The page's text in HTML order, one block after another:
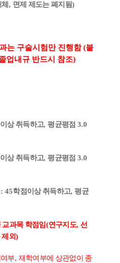
, 면제 제도는 폐지됨)
는 구술시험만 진행함 (붙
업내규 반드시 참조)
상 취득하고,평균평점3.0
상 취득하고,평균평점3.0
: 45학점이상 취득하고,평균
과목 학점임(연구지도,선
외)
부, 재학여부에 상관없이 종